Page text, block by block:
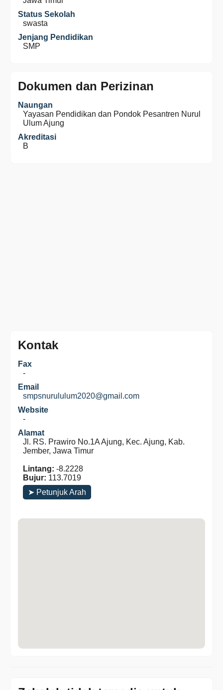
Status Sekolah
swasta
Jenjang Pendidikan
SMP
Dokumen dan Perizinan
Naungan
Yayasan Pendidikan dan Pondok Pesantren Nurul
Ulum Ajung
Akreditasi
B
Kontak
Fax
-
Email
smpsnurululum2020@gmail.com
Website
-
Alamat
Jl. RS. Prawiro No.1A Ajung, Kec. Ajung, Kab.
Jember, Jawa Timur
Lintang: -8.2228
Bujur: 113.7019
➤ Petunjuk Arah